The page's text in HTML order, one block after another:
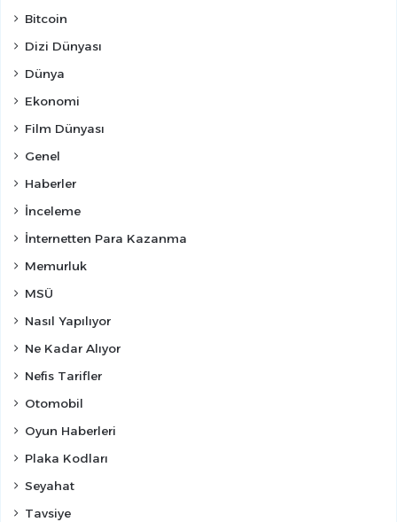
Bitcoin
Dizi Dünyası
Dünya
Ekonomi
Film Dünyası
Genel
Haberler
İnceleme
İnternetten Para Kazanma
Memurluk
MSÜ
Nasıl Yapılıyor
Ne Kadar Alıyor
Nefis Tarifler
Otomobil
Oyun Haberleri
Plaka Kodları
Seyahat
Tavsiye